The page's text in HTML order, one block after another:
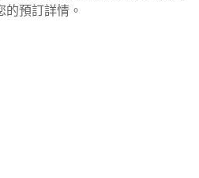
的預訂詳情。